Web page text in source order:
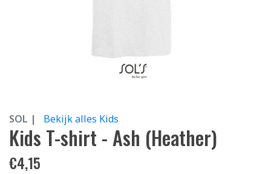
SOL | Bekijk alles Kids
Kids T-shirt - Ash (Heather)
€4,15